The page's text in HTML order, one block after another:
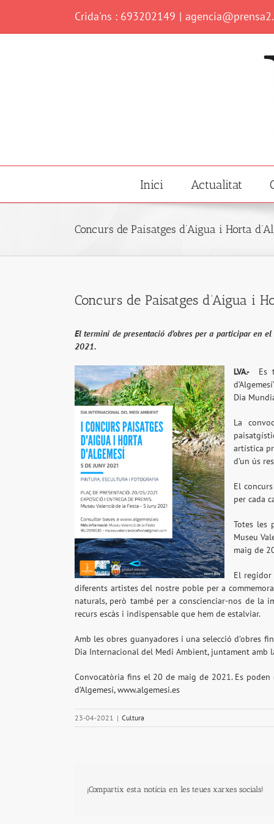
content
Crida'ns : 693202149 |
Inici Actualitat
Concurs de Paisatges d’Aigua i Horta
Concurs de Paisatges d’Aigua i
El termini de presentació d’obres per a participar en el
2021.
LVA.- Es
Dia
La
artística
d’un ús
El
per cada
Totes les
Museu
maig de
El regidor
diferents artistes del nostre poble per a
naturals, però també per a conscienciar-nos de la
recurs escàs i indispensable que hem de estalviar.
Amb les obres guanyadores i una selecció d’obres
Dia Internacional del Medi Ambient, juntament amb
Convocatòria fins el 20 de maig de 2021. Es
d’Algemesí,www.algemesi.es
23-04-2021 | Cultura
¡Compartix esta notícia en les teues xarxes socials!